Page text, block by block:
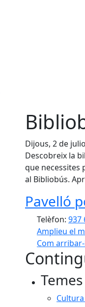
Dijous, 2 de
Descobreix la
que necessites
al Bibliobús.
Pavelló
Telèfon: 937
Amplieu el
Com
+
−Temes